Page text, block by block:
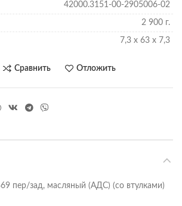
42000.3151-00-2905006-02
2 900 г.
7,3 х 63 х 7,3
Сравнить Отложить
пер/зад, масляный (АДС) (со втулками)